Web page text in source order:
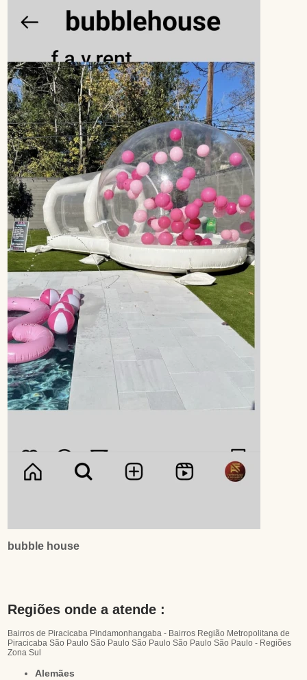
bubble house
Regiões onde a atende :
Bairros de Piracicaba Pindamonhangaba - Bairros Região Metropolitana de
Piracicaba São Paulo São Paulo São Paulo São PauloSão Paulo - Regiões
Zona Sul
Alemães